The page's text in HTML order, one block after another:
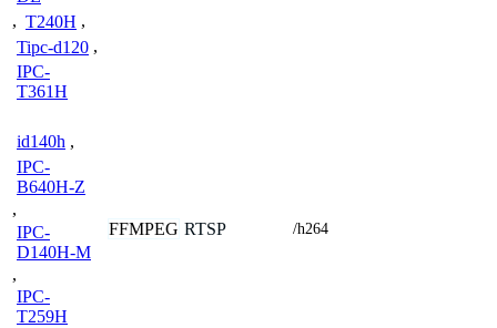
, T240H ,
Tipc-d120 ,
IPC-
T361H
id140h ,
IPC-
B640H-Z
,
IPC-
D140H-M
,
IPC-
T259H
FFMPEG RTSP /h264